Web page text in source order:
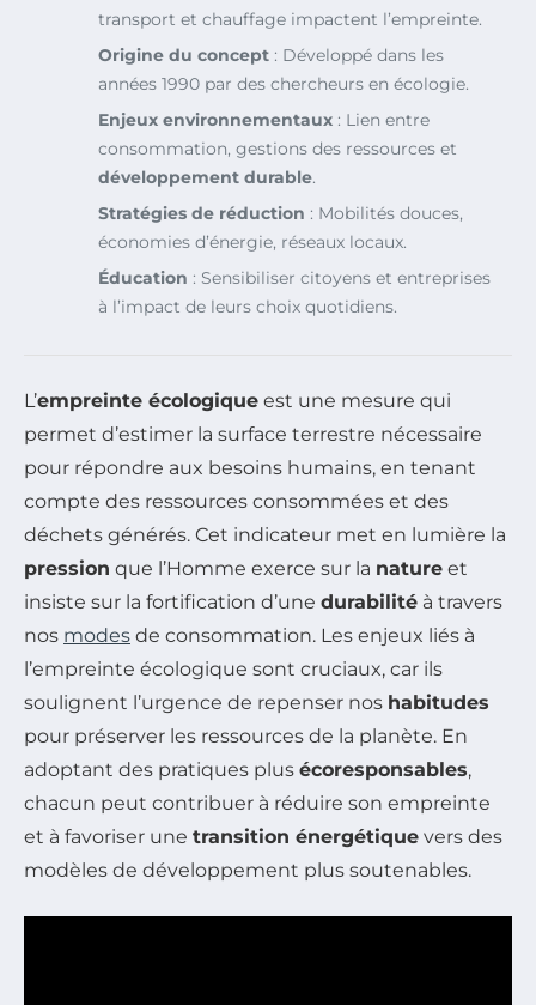
transport et chauffage impactent l’empreinte.
Origine du concept : Développé dans les
années 1990 par des chercheurs en écologie.
Enjeux environnementaux : Lien entre
consommation, gestions des ressources et
développement durable.
Stratégies de réduction : Mobilités douces,
économies d’énergie, réseaux locaux.
Éducation : Sensibiliser citoyens et entreprises
à l’impact de leurs choix quotidiens.
L’empreinte écologique est une mesure qui
permet d’estimer la surface terrestre nécessaire
pour répondre aux besoins humains, en tenant
compte des ressources consommées et des
déchets générés. Cet indicateur met en lumière la
pression que l’Homme exerce sur la nature et
insiste sur la fortification d’une durabilité à travers
nos modes de consommation. Les enjeux liés à
l’empreinte écologique sont cruciaux, car ils
soulignent l’urgence de repenser nos habitudes
pour préserver les ressources de la planète. En
adoptant des pratiques plus écoresponsables,
chacun peut contribuer à réduire son empreinte
et à favoriser une transition énergétique vers des
modèles de développement plus soutenables.